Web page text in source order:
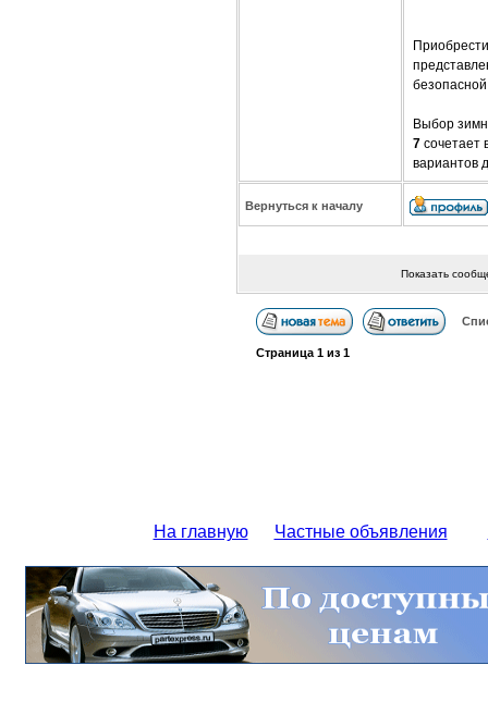
Выбор
7 сочетает
вариантов
Вернуться к началу
Показать
Страница 1из 1
На главную Частные объявления